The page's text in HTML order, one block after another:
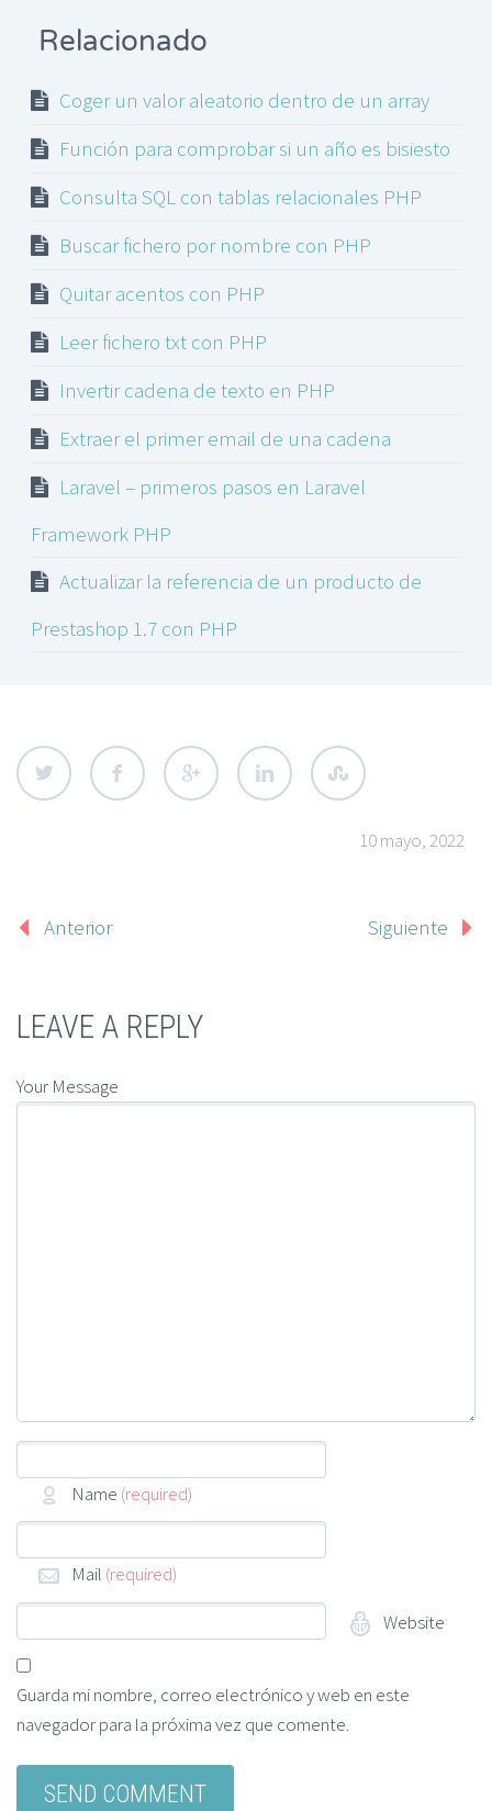
Relacionado
Coger un valor aleatorio dentro de un array
Función para comprobar si un año es bisiesto
Consulta SQL con tablas relacionales PHP
Buscar fichero por nombre con PHP
Quitar acentos con PHP
Leer fichero txt con PHP
Invertir cadena de texto en PHP
Extraer el primer email de una cadena
Laravel – primeros pasos en Laravel
Framework PHP
Actualizar la referencia de un producto de
Prestashop 1.7 con PHP
10 mayo, 2022
Anterior Siguiente
LEAVE A REPLY
Your Message
Name (required)
Mail (required)
Website
Guarda mi nombre, correo electrónico y web en este
navegador para la próxima vez que comente.